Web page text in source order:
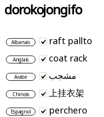
dorokojongifo
Albanais raft pallto
Anglais coat rack
Arabe مشجب
Chinois 上挂衣架
Espagnol perchero